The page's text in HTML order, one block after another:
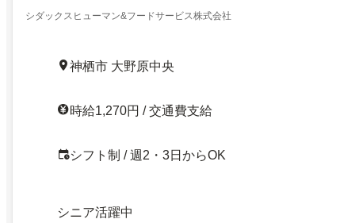
シダックスヒューマン&フードサービス株式会社
神栖市 大野原中央
時給1,270円 / 交通費支給
シフト制 / 週2・3日からOK
シニア活躍中